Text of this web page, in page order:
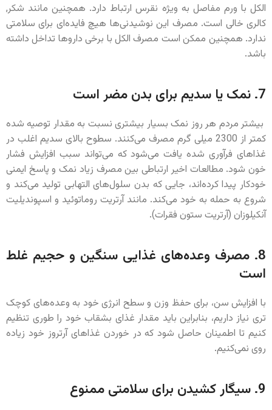
الکل با ورم مفاصل به ویژه نقرس ارتباط دارد. همچنین مانند شکر,
کالری خالی است. مصرف این نوشیدنی‌ها هیچ فایده‌ای برای سلامتی
ندارد. همچنین ممکن است مصرف الکل با برخی داروها تداخل داشته
باشد.
7. نمک یا سدیم برای بدن مضر است
بیشتر مردم هر روز نمک بسیار بیشتری نسبت به مقدار توصیه شده
کمتر از 2300 میلی گرم مصرف می‌کنند. سطوح بالای سدیم اغلب در
غذاهای فرآوری شده یافت می‌شود که می‌تواند سبب افزایش فشار
خون شود. مطالعات اخیر ارتباطی بین مصرف زیاد نمک و پاسخ ایمنی
خودکار پیدا کرده‌اند، جایی که بدن سلول‌های التهابی تولید می‌کند و
شروع به حمله به خود می‌کند. مانند آرتریت روماتوئید و اسپوندیلیت
آنکیلوزان (آرتریت ستون فقرات).
8. مصرف وعده‌های غذایی سنگین و حجیم غلط
است
با افزایش سن، برای حفظ وزن و سطح انرژی خود به وعده‌های کوچک
تری نیاز داریم، بنابراین باید مقدار غذای بشقاب خود را طوری تنظیم
کنیم تا اطمینان حاصل شود که در خوردن غذاهای آرتروز خود زیاده
روی نمی‌کنیم.
9. سیگار کشیدن برای سلامتی ممنوع